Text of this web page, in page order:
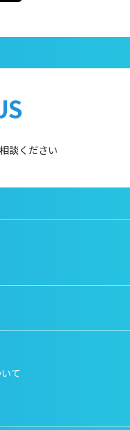
談ください
て